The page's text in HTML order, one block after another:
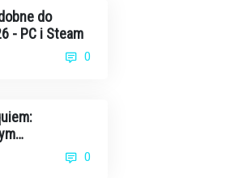
do
- PC i Steam
0
tym tygodniu0